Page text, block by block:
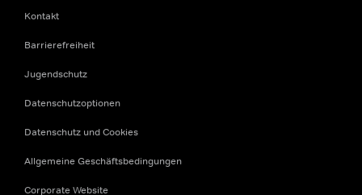
Kontakt
Barrierefreiheit
Jugendschutz
Datenschutzoptionen
Datenschutz und Cookies
Allgemeine Geschäftsbedingungen
Corporate Website